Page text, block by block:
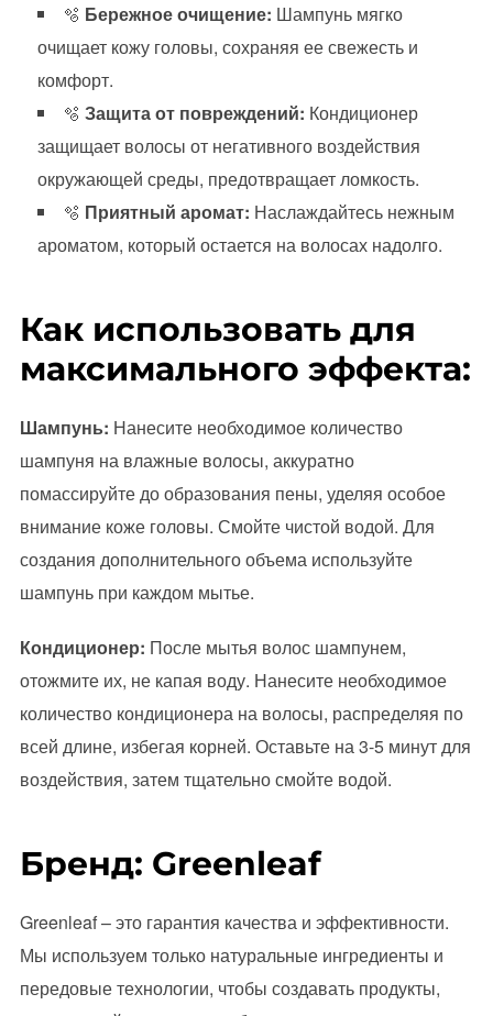
🫧 Бережное очищение: Шампунь мягко
очищает кожу головы, сохраняя ее свежесть и
комфорт.
🫧 Защита от повреждений: Кондиционер
защищает волосы от негативного воздействия
окружающей среды, предотвращает ломкость.
🫧 Приятный аромат: Наслаждайтесь нежным
ароматом, который остается на волосах надолго.
Как использовать для
максимального эффекта:
Шампунь: Нанесите необходимое количество
шампуня на влажные волосы, аккуратно
помассируйте до образования пены, уделяя особое
внимание коже головы. Смойте чистой водой. Для
создания дополнительного объема используйте
шампунь при каждом мытье.
Кондиционер: После мытья волос шампунем,
отожмите их, не капая воду. Нанесите необходимое
количество кондиционера на волосы, распределяя по
всей длине, избегая корней. Оставьте на 3-5 минут для
воздействия, затем тщательно смойте водой.
Бренд: Greenleaf
Greenleaf – это гарантия качества и эффективности.
Мы используем только натуральные ингредиенты и
передовые технологии, чтобы создавать продукты,